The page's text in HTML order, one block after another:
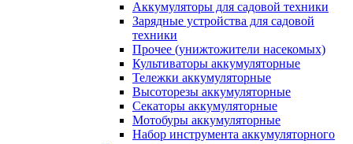
Аккумуляторы для садовой техники
Зарядные устройства для садовой
техники
Прочее (унижтожители насекомых)
Культиваторы аккумуляторные
Тележки аккумуляторные
Высоторезы аккумуляторные
Секаторы аккумуляторные
Мотобуры аккумуляторные
Набор инструмента аккумуляторного